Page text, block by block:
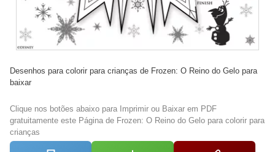
Desenhos para colorir para crianças de Frozen: O Reino do Gelo para
baixar
Clique nos botões abaixo para Imprimir ou Baixar em PDF
gratuitamente este Página de Frozen: O Reino do Gelo para colorir para
crianças